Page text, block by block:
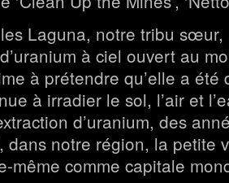
les Laguna, notre tribu
à ciel ouvert au
à prétendre qu’elle a été
à irradier le sol, l’air et
d’uranium, des
dans notre région, la petite
même comme capitale